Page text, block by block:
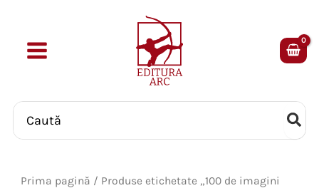
content
Search
for:
Prima pagină / Produse etichetate „100 de imagini